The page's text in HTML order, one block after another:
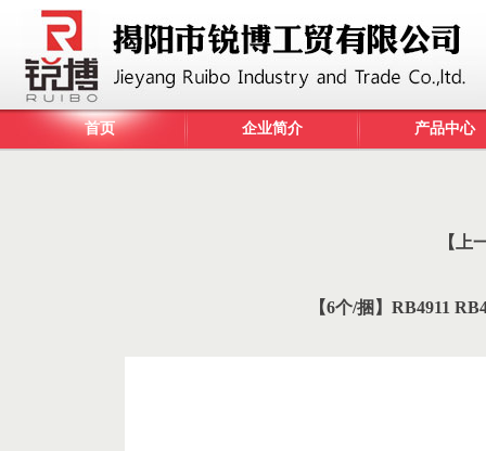
首页 企业简介 产品中心
【上
【6个/捆】RB4911